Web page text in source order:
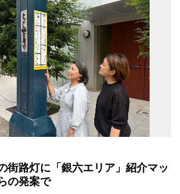
街路灯に「銀六エリア」紹介マッ
の発案で